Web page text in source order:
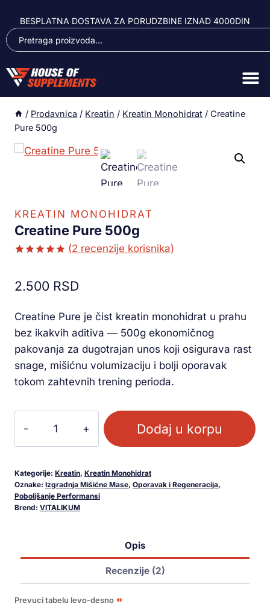
BESPLATNA DOSTAVA ZA PORUDZBINE IZNAD 4000DIN
/ Prodavnica / Kreatin / Kreatin Monohidrat / Creatine
Pure 500g
KREATIN MONOHIDRAT
Creatine Pure 500g
na osnovu
ocene
(2 recenzije korisnika)
2.500 RSD
Creatine Pure je čist kreatin monohidrat u prahu
bez ikakvih aditiva — 500g ekonomičnog
pakovanja za dugotrajan unos koji osigurava rast
snage, mišićnu volumizaciju i bolji oporavak
tokom zahtevnih trening perioda.
Dodaj u korpu
Kategorije: Kreatin, Kreatin Monohidrat
Oznake: Izgradnja Mišićne Mase, Oporavak i Regeneracija,
Poboljšanje Performansi
Brend: VITALIKUM
Opis
Recenzije (2)
Prevuci tabelu levo-desno